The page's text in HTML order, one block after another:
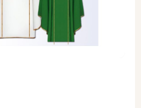
(43) - Ornaty haftowane - Ornat haft z